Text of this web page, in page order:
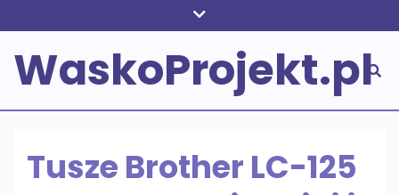
to
content
WaskoProjekt.pl
Tusze Brother LC-125